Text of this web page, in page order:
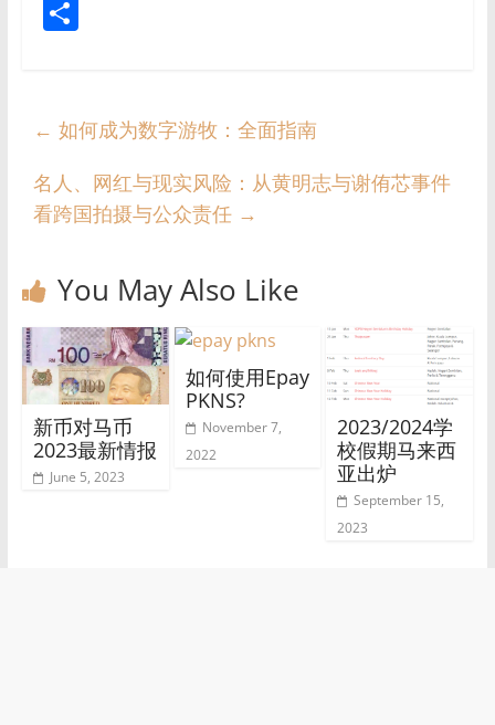
at
A
p
p
at n
g
er
b
o
o
a
m
k
e
← 如何成为数字游牧：全面指南
名人、网红与现实风险：从黄明志与谢侑芯事件
看跨国拍摄与公众责任 →
You May Also Like
新币对马币
2023最新情报
June 5, 2023
如何使用Epay
PKNS?
November 7,
2022
2023/2024学
校假期马来西
亚出炉
September 15,
2023